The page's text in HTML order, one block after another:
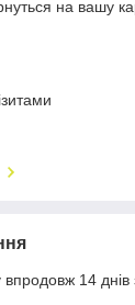
на вашу
14 днів